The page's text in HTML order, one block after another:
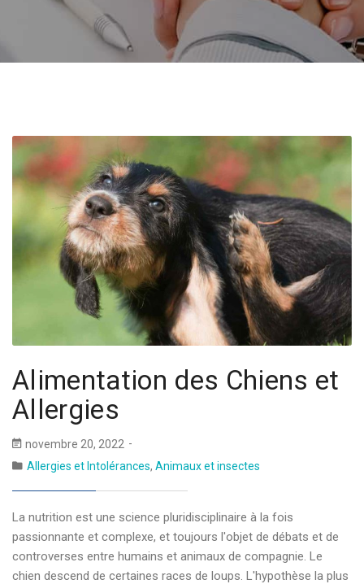
Alimentation des Chiens et
Allergies
novembre 20, 2022
Allergies et Intolérances, Animaux et insectes
La nutrition est une science pluridisciplinaire à la fois
passionnante et complexe, et toujours l'objet de débats et de
controverses entre humains et animaux de compagnie. Le
chien descend de certaines races de loups. L'hypothèse la plus